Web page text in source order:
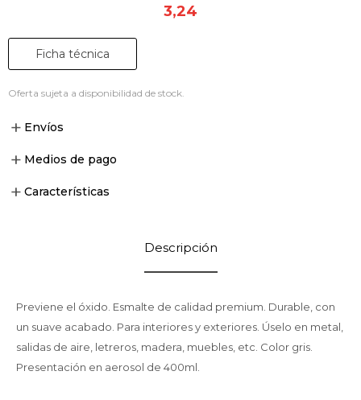
3,24
Ficha técnica
Oferta sujeta a disponibilidad de stock.
Envíos
Medios de pago
Características
Descripción
Previene el óxido. Esmalte de calidad premium. Durable, con
un suave acabado. Para interiores y exteriores. Úselo en metal,
salidas de aire, letreros, madera, muebles, etc. Color gris.
Presentación en aerosol de 400ml.